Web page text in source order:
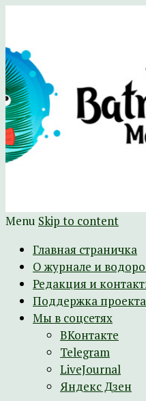
The
Menu Skip to content
Главная страничка
О журнале и
Редакция и
Поддержка проекта
Мы в соцсетях
ВКонтакте
Telegram
LiveJournal
Яндекс Дзен